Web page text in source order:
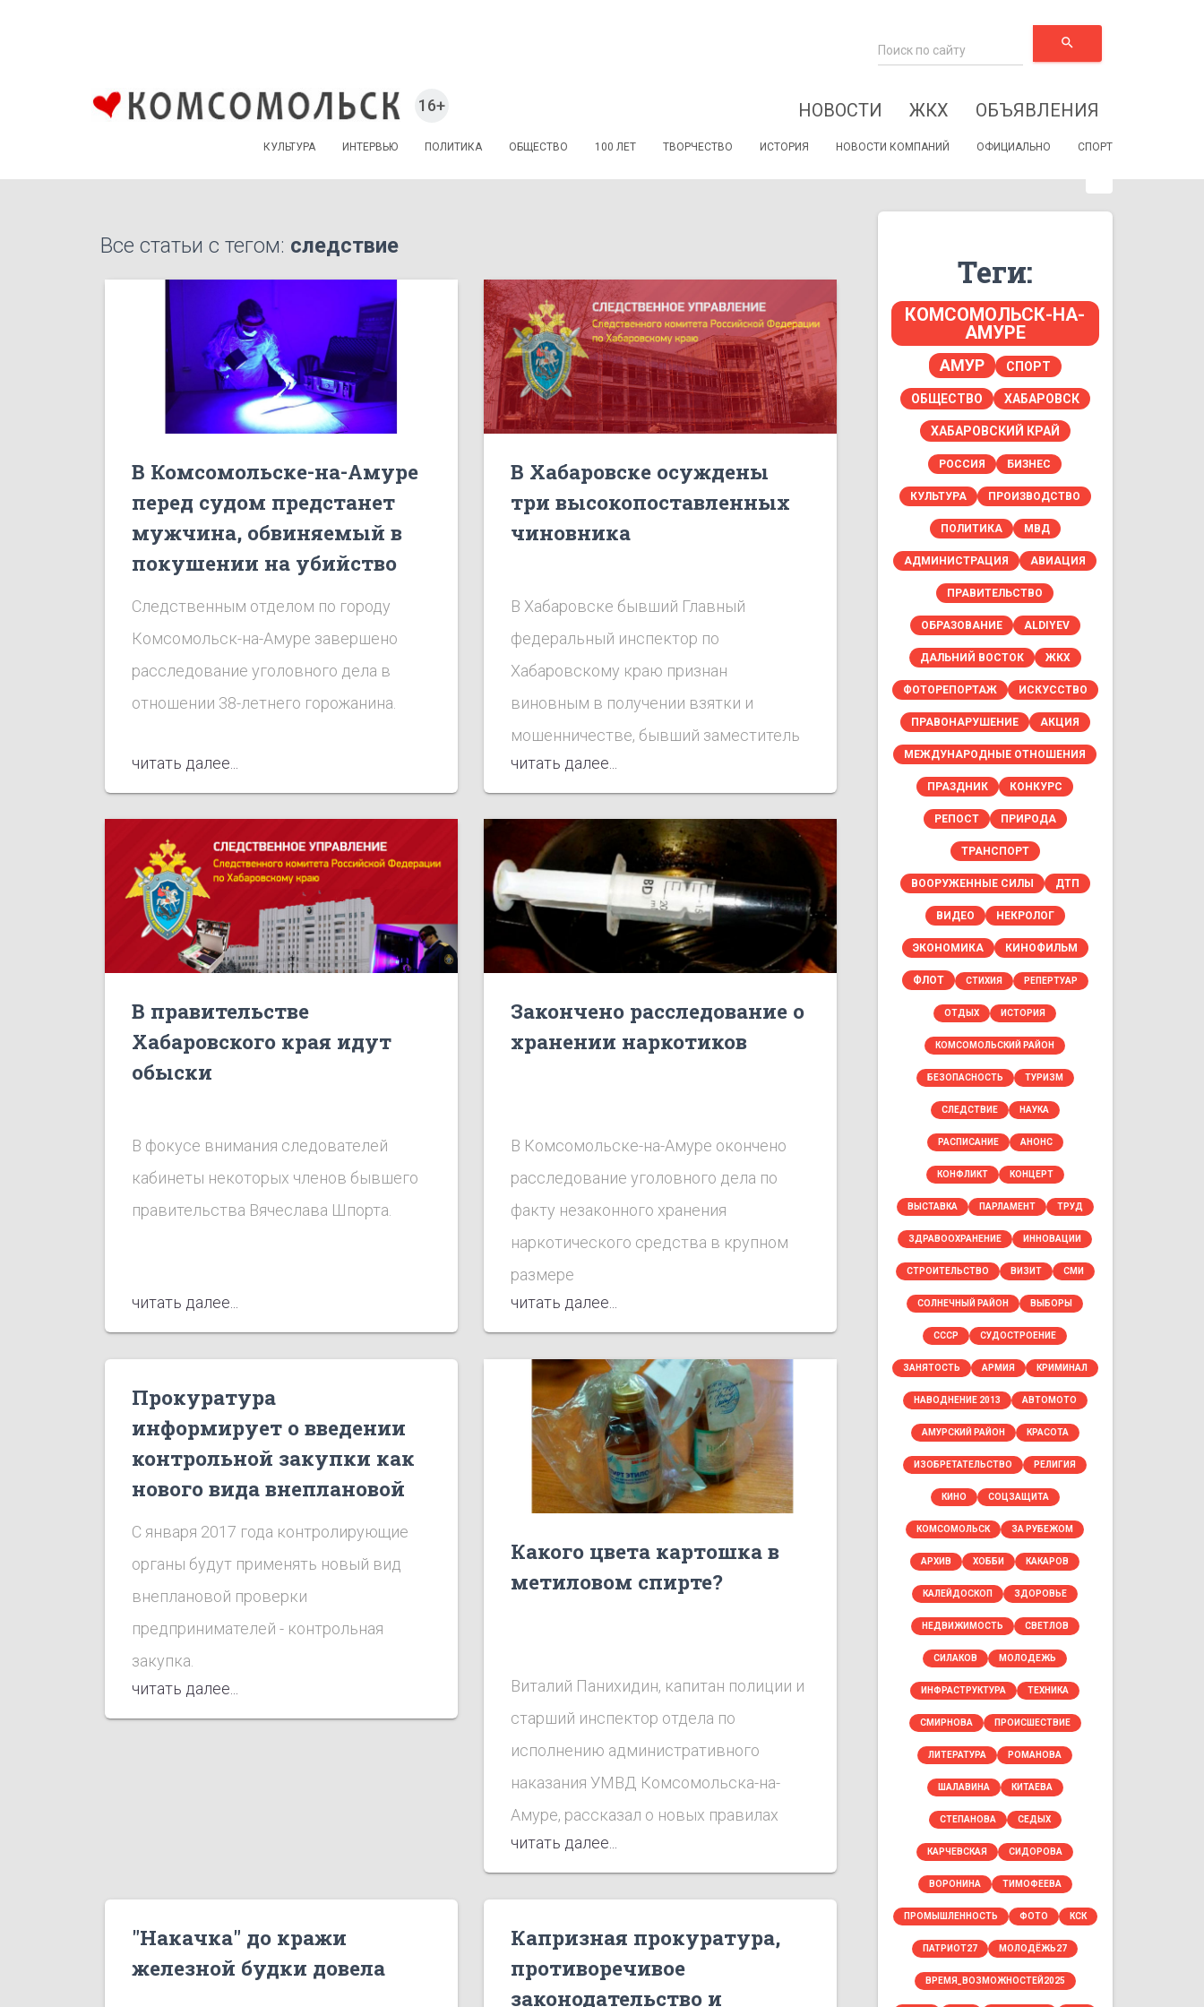
search
16+ НОВОСТИ ЖКХ ОБЪЯВЛЕНИЯ
КУЛЬТУРА ИНТЕРВЬЮ ПОЛИТИКА ОБЩЕСТВО 100 ЛЕТ ТВОРЧЕСТВО ИСТОРИЯ НОВОСТИ КОМПАНИЙ ОФИЦИАЛЬНО СПОРТ
Все статьи с тегом: следствие
В Комсомольске-на-Амуре
перед судом предстанет
мужчина, обвиняемый в
покушении на убийство
Следственным отделом по городу
Комсомольск-на-Амуре завершено
расследование уголовного дела в
отношении 38-летнего горожанина.
читать далее...
В Хабаровске осуждены
три высокопоставленных
чиновника
В Хабаровске бывший Главный
федеральный инспектор по
Хабаровскому краю признан
виновным в получении взятки и
мошенничестве, бывший заместитель
Председателя Правительства
Хабаровского края признан виновным
в совершении коррупционного и
должностного преступлений, бывший
министр строительства Хабаровского
края признан виновным в превышении
должностных полномочий
читать далее...
В правительстве
Хабаровского края идут
обыски
В фокусе внимания следователей
кабинеты некоторых членов бывшего
правительства Вячеслава Шпорта.
читать далее...
Закончено расследование о
хранении наркотиков
В Комсомольске-на-Амуре окончено
расследование уголовного дела по
факту незаконного хранения
наркотического средства в крупном
размере
читать далее...
Прокуратура
информирует о введении
контрольной закупки как
нового вида внеплановой
проверки
С января 2017 года контролирующие
органы будут применять новый вид
внеплановой проверки
предпринимателей - контрольная
закупка.
читать далее...
Какого цвета картошка в
метиловом спирте?
Виталий Панихидин, капитан полиции и
старший инспектор отдела по
исполнению административного
наказанияУМВД Комсомольска-на-
Амуре, рассказал о новых правилах
оборота спиртного и о том, как
определить в нём наличие метанола.
читать далее...
"Накачка" до кражи
железной будки довела
Капризная прокуратура,
противоречивое
законодательство и
Теги:
КОМСОМОЛЬСК-НА-
АМУРЕ
АМУР СПОРТ
ОБЩЕСТВО ХАБАРОВСК
ХАБАРОВСКИЙ КРАЙ
РОССИЯ БИЗНЕС
КУЛЬТУРА ПРОИЗВОДСТВО
ПОЛИТИКА МВД
АДМИНИСТРАЦИЯ АВИАЦИЯ
ПРАВИТЕЛЬСТВО
ОБРАЗОВАНИЕ ALDIYEV
ДАЛЬНИЙ ВОСТОК ЖКХ
ФОТОРЕПОРТАЖ ИСКУССТВО
ПРАВОНАРУШЕНИЕ АКЦИЯ
МЕЖДУНАРОДНЫЕ ОТНОШЕНИЯ
ПРАЗДНИК КОНКУРС
РЕПОСТ ПРИРОДА
ТРАНСПОРТ
ВООРУЖЕННЫЕ СИЛЫ ДТП
ВИДЕО НЕКРОЛОГ
ЭКОНОМИКА КИНОФИЛЬМ
ФЛОТ СТИХИЯ РЕПЕРТУАР
ОТДЫХ ИСТОРИЯ
КОМСОМОЛЬСКИЙ РАЙОН
БЕЗОПАСНОСТЬ ТУРИЗМ
СЛЕДСТВИЕ НАУКА
РАСПИСАНИЕ АНОНС
КОНФЛИКТ КОНЦЕРТ
ВЫСТАВКА ПАРЛАМЕНТ ТРУД
ЗДРАВООХРАНЕНИЕ ИННОВАЦИИ
СТРОИТЕЛЬСТВО ВИЗИТ СМИ
СОЛНЕЧНЫЙ РАЙОН ВЫБОРЫ
СССР СУДОСТРОЕНИЕ
ЗАНЯТОСТЬ АРМИЯ КРИМИНАЛ
НАВОДНЕНИЕ 2013 АВТОМОТО
АМУРСКИЙ РАЙОН КРАСОТА
ИЗОБРЕТАТЕЛЬСТВО РЕЛИГИЯ
КИНО СОЦЗАЩИТА
КОМСОМОЛЬСК ЗА РУБЕЖОМ
АРХИВ ХОББИ КАКАРОВ
КАЛЕЙДОСКОП ЗДОРОВЬЕ
НЕДВИЖИМОСТЬ СВЕТЛОВ
СИЛАКОВ МОЛОДЕЖЬ
ИНФРАСТРУКТУРА ТЕХНИКА
СМИРНОВА ПРОИСШЕСТВИЕ
ЛИТЕРАТУРА РОМАНОВА
ШАЛАВИНА КИТАЕВА
СТЕПАНОВА СЕДЫХ
КАРЧЕВСКАЯ СИДОРОВА
ВОРОНИНА ТИМОФЕЕВА
ПРОМЫШЛЕННОСТЬ ФОТО КСК
ПАТРИОТ27 МОЛОДЁЖЬ27
ВРЕМЯ_ВОЗМОЖНОСТЕЙ2025